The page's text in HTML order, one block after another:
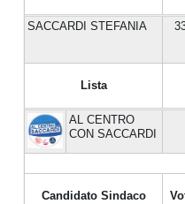
SACCARDI STEFANIA
Lista
AL CENTRO
CON SACCARDI
Candidato Sindaco